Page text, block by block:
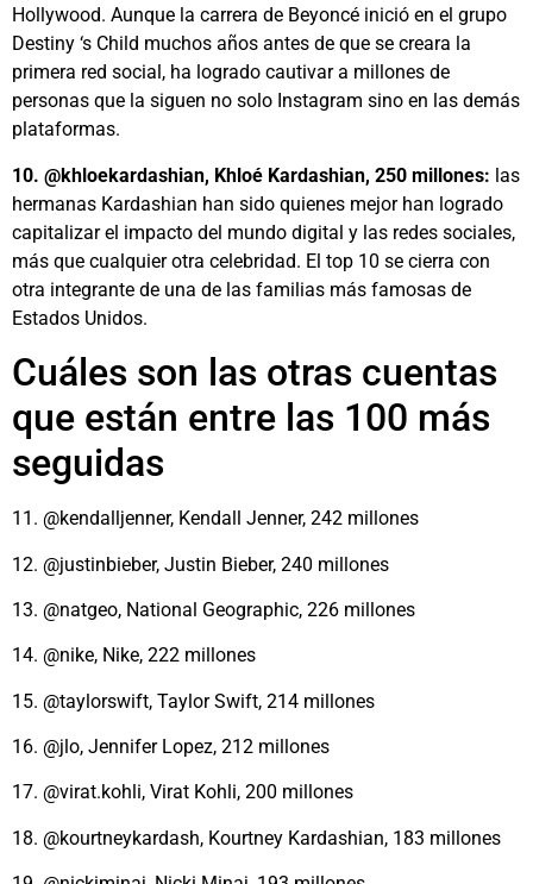
Hollywood. Aunque la carrera de Beyoncé inició en el grupo
Destiny ‘s Child muchos años antes de que se creara la
primera red social, ha logrado cautivar a millones de
personas que la siguen no solo Instagram sino en las demás
plataformas.
10. @khloekardashian, Khloé Kardashian, 250 millones: las
hermanas Kardashian han sido quienes mejor han logrado
capitalizar el impacto del mundo digital y las redes sociales,
más que cualquier otra celebridad. El top 10 se cierra con
otra integrante de una de las familias más famosas de
Estados Unidos.
Cuáles son las otras cuentas
que están entre las 100 más
seguidas
11. @kendalljenner, Kendall Jenner, 242 millones
12. @justinbieber, Justin Bieber, 240 millones
13. @natgeo, National Geographic, 226 millones
14. @nike, Nike, 222 millones
15. @taylorswift, Taylor Swift, 214 millones
16. @jlo, Jennifer Lopez, 212 millones
17. @virat.kohli, Virat Kohli, 200 millones
18. @kourtneykardash, Kourtney Kardashian, 183 millones